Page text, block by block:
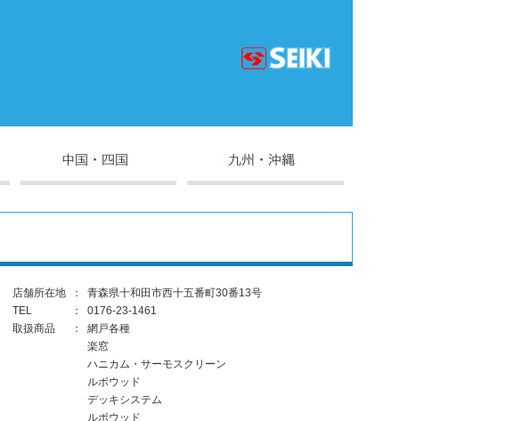
店舗所在地 ：
青森県十和田市西十五番町30番13号
TEL
：
0176-23-1461
取扱商品
：
網戸各種
楽窓
ハニカム・サーモスクリーン
ルポウッド
デッキシステム
ルポウッド